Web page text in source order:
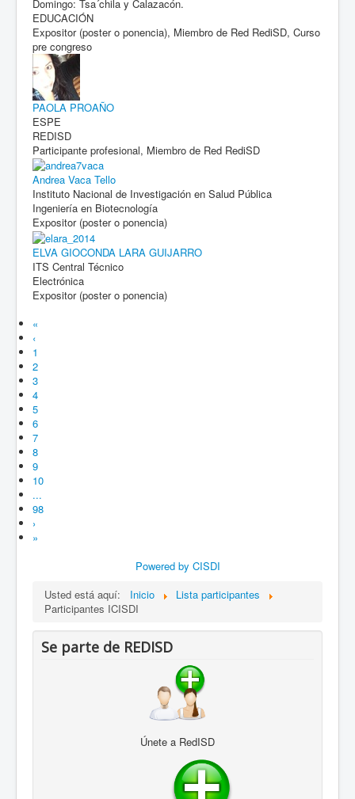
Domingo: Tsa´chila y Calazacón.
EDUCACIÓN
Expositor (poster o ponencia), Miembro de Red RediSD, Curso
pre congreso
PAOLA PROAÑO
ESPE
REDISD
Participante profesional, Miembro de Red RediSD
Andrea Vaca Tello
Instituto Nacional de Investigación en Salud Pública
Ingeniería en Biotecnología
Expositor (poster o ponencia)
ELVA GIOCONDA LARA GUIJARRO
ITS Central Técnico
Electrónica
Expositor (poster o ponencia)
«
‹
1
2
3
4
5
6
7
8
9
10
...
98
›
»
Powered by CISDI
Usted está aquí:
Inicio
Lista participantes
Participantes ICISDI
Se parte de REDISD
Únete a RedISD